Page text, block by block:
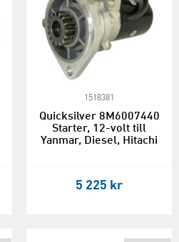
1518381
Quicksilver 8M6007440
Starter, 12-volt till
Yanmar, Diesel, Hitachi
5 225 kr